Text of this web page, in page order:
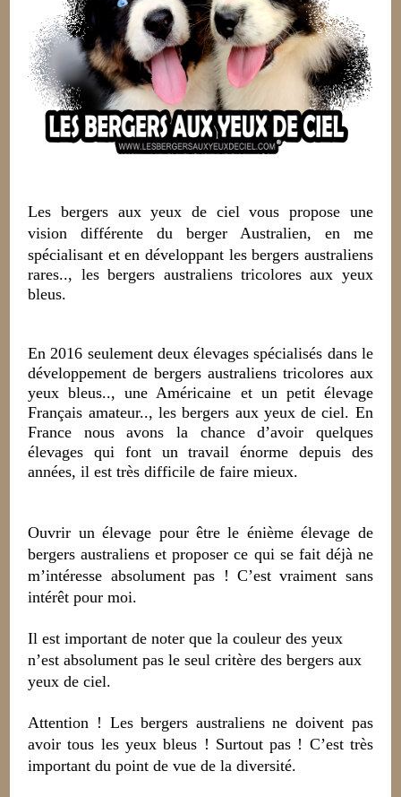
Les bergers aux yeux de ciel vous propose une
vision différente du berger Australien, en me
spécialisant eten développant les bergers australiens
rares.., les bergers australiens tricolores aux yeux
bleus.
En 2016 seulement deux élevages spécialisés dans le
développement de bergers australiens tricolores aux
yeux bleus.., une Américaine et un petit élevage
Français amateur.., les bergers aux yeux de ciel. En
France nous avons la chance d’avoir quelques
élevages qui font un travail énorme depuis des
années, il est très difficile de faire mieux.
Ouvrir un élevage pour être le énième élevage de
bergers australiens et proposer ce qui se fait déjà ne
m’intéresse absolument pas ! C’est vraiment sans
intérêt pour moi.
Il est important de noter que la couleur des yeux
n’est absolument pas le seul critère des bergers aux
yeux de ciel.
Attention ! Les bergers australiens ne doivent pas
avoir tous les yeux bleus ! Surtout pas ! C’est très
important du point de vue de la diversité.